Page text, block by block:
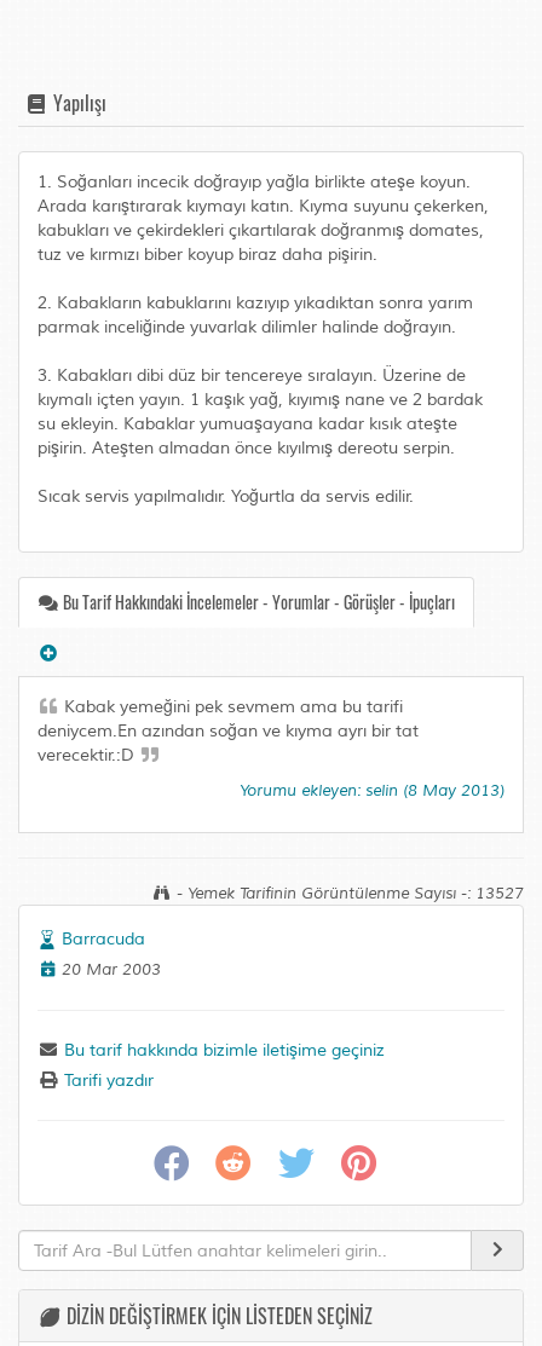
Yapılışı
1. Soğanları incecik doğrayıp yağla birlikte ateşe koyun.
Arada karıştırarak kıymayı katın. Kıyma suyunu çekerken,
kabukları ve çekirdekleri çıkartılarak doğranmış domates,
tuz ve kırmızı biber koyup biraz daha pişirin.
2. Kabakların kabuklarını kazıyıp yıkadıktan sonra yarım
parmak inceliğinde yuvarlak dilimler halinde doğrayın.
3. Kabakları dibi düz bir tencereye sıralayın. Üzerine de
kıymalı içten yayın. 1 kaşık yağ, kıyımış nane ve 2 bardak
su ekleyin. Kabaklar yumuaşayana kadar kısık ateşte
pişirin. Ateşten almadan önce kıyılmış dereotu serpin.
Sıcak servis yapılmalıdır. Yoğurtla da servis edilir.
Bu Tarif Hakkındaki İncelemeler - Yorumlar - Görüşler - İpuçları
Kabak yemeğini pek sevmem ama bu tarifi
deniycem.En azından soğan ve kıyma ayrı bir tat
verecektir.:D
Yorumu ekleyen: selin (8 May 2013)
- Yemek Tarifinin Görüntülenme Sayısı -: 13527
Barracuda
20 Mar 2003
Bu tarif hakkında bizimle iletişime geçiniz
Tarifi yazdır
DİZİN DEĞİŞTİRMEK İÇİN LİSTEDEN SEÇİNİZ